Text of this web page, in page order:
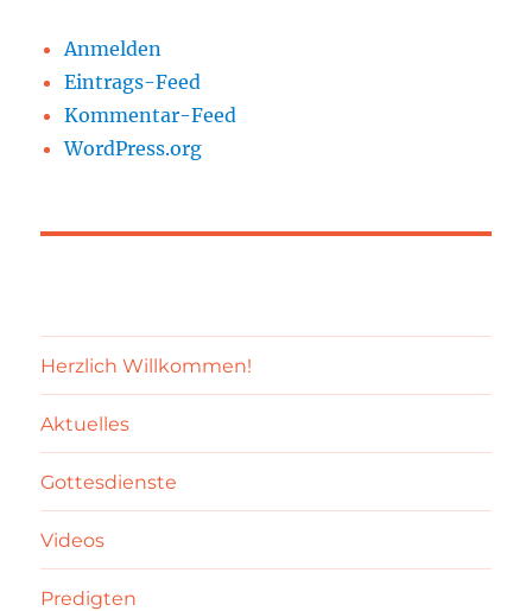
Anmelden
Eintrags-Feed
Kommentar-Feed
WordPress.org
Herzlich Willkommen!
Aktuelles
Gottesdienste
Videos
Predigten